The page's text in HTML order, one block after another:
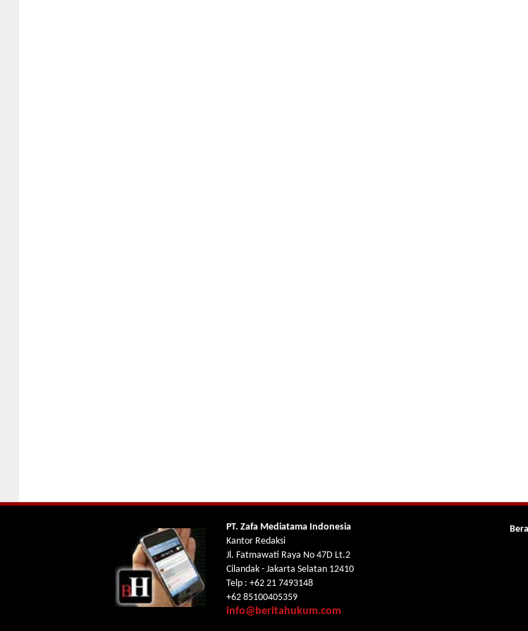
PT. Zafa Mediatama Indonesia
Kantor Redaksi
Jl. Fatmawati Raya No 47D Lt.2
Cilandak - Jakarta Selatan 12410
Telp : +62 21 7493148
+62 85100405359
info@beritahukum.com